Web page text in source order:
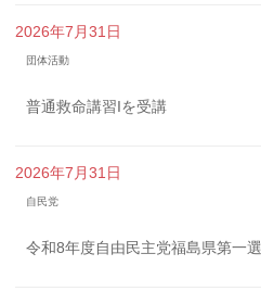
2026年7月31日
団体活動
普通救命講習Iを受講
2026年7月31日
自民党
令和8年度自由民主党福島県第一